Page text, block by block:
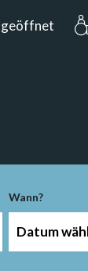
geöffnet
Wann?
Datum